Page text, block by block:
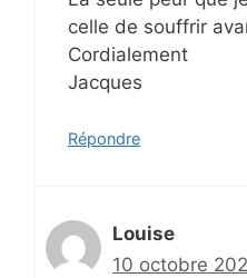
celle de souffrir
Cordialement
Jacques
Répondre
Louise
10 octobre